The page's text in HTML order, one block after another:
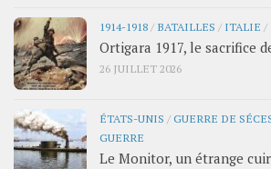
1914-1918 / BATAILLES / ITALIE /
Ortigara 1917, le sacrifice
26 JUILLET 2026
ÉTATS-UNIS /GUERRE DE
GUERRE
Le Monitor, un étrange